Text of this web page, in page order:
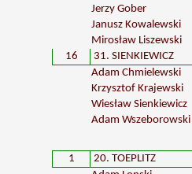
Jerzy Gober
Janusz Kowalewski
Mirosław Liszewski
16
31. SIENKIEWICZ
Adam Chmielewski
Krzysztof Krajewski
Wiesław Sienkiewicz
Adam Wszeborowski
1
20. TOEPLITZ